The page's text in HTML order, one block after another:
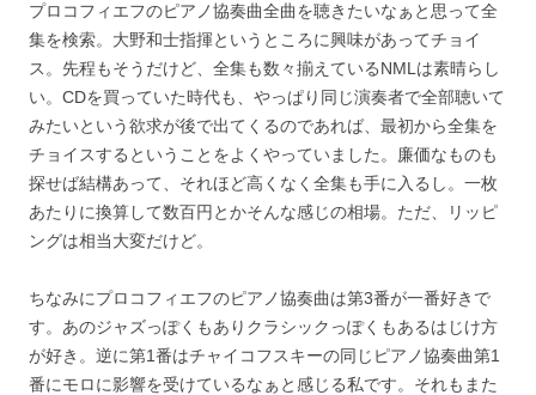
プロコフィエフのピアノ協奏曲全曲を聴きたいなぁと思って全
集を検索。大野和士指揮というところに興味があってチョイ
ス。先程もそうだけど、全集も数々揃えているNMLは素晴らし
い。CDを買っていた時代も、やっぱり同じ演奏者で全部聴いて
みたいという欲求が後で出てくるのであれば、最初から全集を
チョイスするということをよくやっていました。廉価なものも
探せば結構あって、それほど高くなく全集も手に入るし。一枚
あたりに換算して数百円とかそんな感じの相場。ただ、リッピ
ングは相当大変だけど。
ちなみにプロコフィエフのピアノ協奏曲は第3番が一番好きで
す。あのジャズっぽくもありクラシックっぽくもあるはじけ方
が好き。逆に第1番はチャイコフスキーの同じピアノ協奏曲第1
番にモロに影響を受けているなぁと感じる私です。それもまた